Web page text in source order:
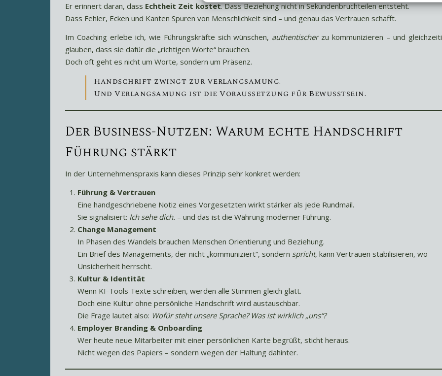
Er erinnert daran, dass Echtheit Zeit kostet. Dass Beziehung nicht in Sekundenbruchteilen entsteht.
Dass Fehler, Ecken und Kanten Spuren von Menschlichkeit sind – und genau das Vertrauen schafft.
Im Coaching erlebe ich, wie Führungskräfte sich wünschen, authentischerzu kommunizieren – und
glauben, dass sie dafür die „richtigen Worte“ brauchen.
Doch oft geht es nicht um Worte, sondern um Präsenz.
Handschrift zwingt zur Verlangsamung.
Und Verlangsamung ist die Voraussetzung für Bewusstsein.
Der Business-Nutzen: Warum echte Handschrift
Führung stärkt
In der Unternehmenspraxis kann dieses Prinzip sehr konkret werden:
Führung & Vertrauen
Eine handgeschriebene Notiz eines Vorgesetzten wirkt stärker als jede Rundmail.
Sie signalisiert: Ich sehe dich. – und das ist die Währung moderner Führung.
Change Management
In Phasen des Wandels brauchen Menschen Orientierung und Beziehung.
Ein Brief des Managements, der nicht „kommuniziert“, sondern spricht, kann Vertrauen stabilisieren, wo
Unsicherheit herrscht.
Kultur & Identität
Wenn KI-Tools Texte schreiben, werden alle Stimmen gleich glatt.
Doch eine Kultur ohne persönliche Handschrift wird austauschbar.
Die Frage lautet also: Wofür steht unsere Sprache? Was ist wirklich „uns“?
Employer Branding & Onboarding
Wer heute neue Mitarbeiter mit einer persönlichen Karte begrüßt, sticht heraus.
Nicht wegen des Papiers – sondern wegen der Haltung dahinter.